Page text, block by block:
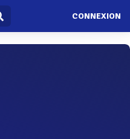
CONNEXION